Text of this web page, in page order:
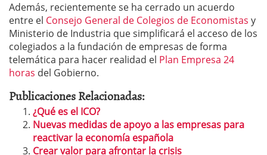
Además, recientemente se ha cerrado un acuerdo
entre el Consejo General de Colegios de Economistas y
Ministerio de Industria que simplificará el acceso de los
colegiados a la fundación de empresas de forma
telemática para hacer realidad el Plan Empresa 24
horas del Gobierno.
Publicaciones Relacionadas:
¿Qué es el ICO?
Nuevas medidas de apoyo a las empresas para
reactivar la economía española
Crear valor para afrontar la crisis